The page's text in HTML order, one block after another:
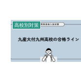
高校別対策